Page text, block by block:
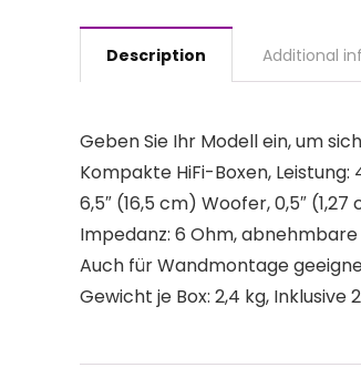
Description Additional
Geben Sie Ihr Modell ein, um
Kompakte HiFi-Boxen,
6,5″ (16,5 cm) Woofer, 0,5″
Impedanz: 6 Ohm,
Auch für Wandmontage
Gewicht je Box: 2,4 kg,